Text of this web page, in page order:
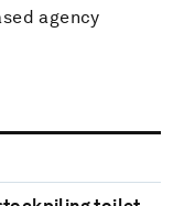
agency